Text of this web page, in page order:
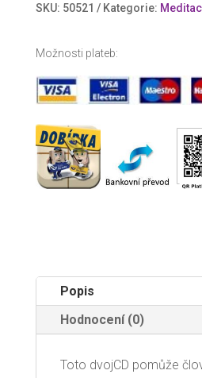
a
mít
se
ráda
(CD)
Blechová
SKU: 50521 Kategorie:
Možnosti plateb:
Popis
Hodnocení (0)
Toto dvojCD pomůže